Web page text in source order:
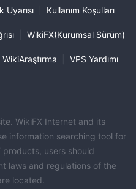
Uyarısı Kullanım Koşulları
WikiFX(Kurumsal Sürüm)
WikiAraştırma VPS Yardımı
WikiFX Internet and its
information searching tool for
products, users should
laws and regulations of the
located.